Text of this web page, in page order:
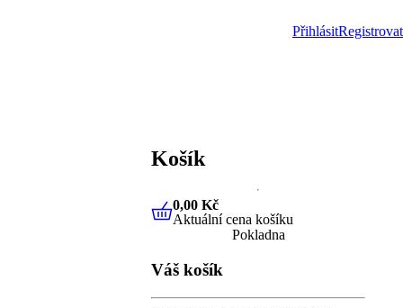
PřihlásitRegistrovat
Košík
0,00 KčAktuální cena košíku
0,00 Kč
Aktuální cena košíku
Pokladna
Váš košík